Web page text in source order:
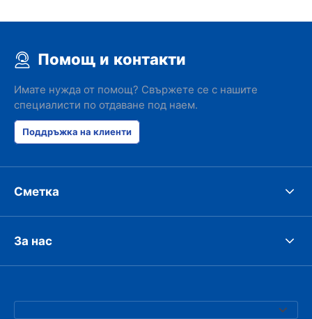
Помощ и контакти
Имате нужда от помощ? Свържете се с нашите
специалисти по отдаване под наем.
Поддръжка на клиенти
Сметка
За нас